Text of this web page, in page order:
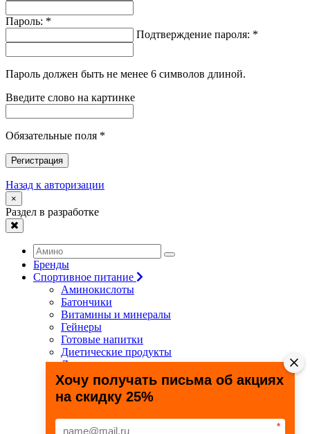
Пароль: *
Подтверждение пароля: *
Пароль должен быть не менее 6 символов длиной.
Введите слово на картинке
Обязательные поля *
Регистрация
Назад к авторизации
×
Раздел в разработке
Бренды
Спортивное питание
Аминокислоты
Батончики
Витамины и минералы
Гейнеры
Готовые напитки
Диетические продукты
Для связок и суставов
Жиросжигатели
Здоровье и долголетие
Креатин
Специальные препараты
Хочу получать письма об акциях
на скидку 25%
*